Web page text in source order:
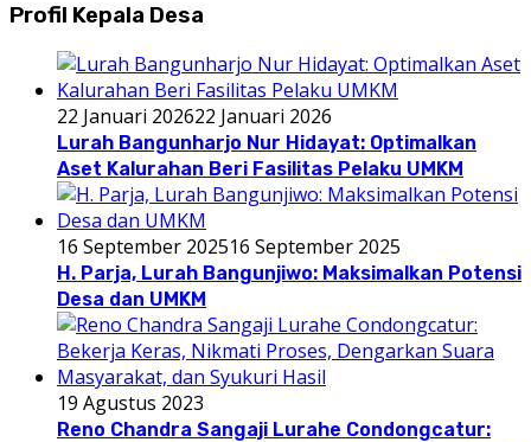
Profil Kepala Desa
22 Januari 202622 Januari 2026
Lurah Bangunharjo Nur Hidayat: Optimalkan
Aset Kalurahan Beri Fasilitas Pelaku UMKM
16 September 202516 September 2025
H. Parja, Lurah Bangunjiwo: Maksimalkan Potensi
Desa dan UMKM
19 Agustus 2023
Reno Chandra Sangaji Lurahe Condongcatur: